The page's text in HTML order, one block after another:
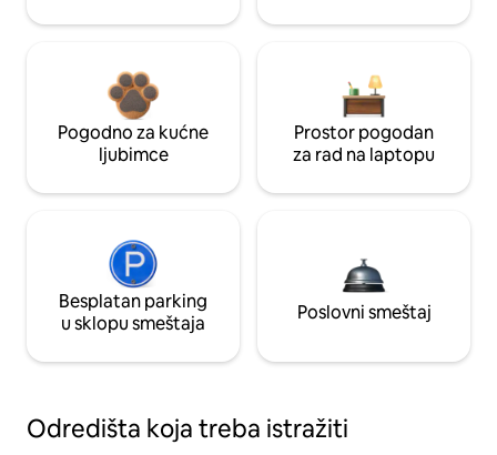
Pogodno za kućne
ljubimce
Prostor pogodan
za rad na laptopu
Besplatan parking
u sklopu smeštaja
Poslovni smeštaj
Odredišta koja treba istražiti